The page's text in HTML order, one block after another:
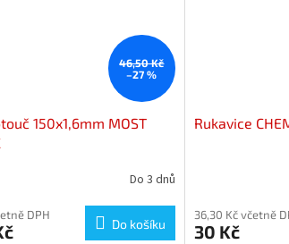
46,50 Kč
–27 %
150x1,6mm MOST
Do 3 dnů
DPH
Do košíku
Rukavice
36,30 Kč včetně
30 Kč